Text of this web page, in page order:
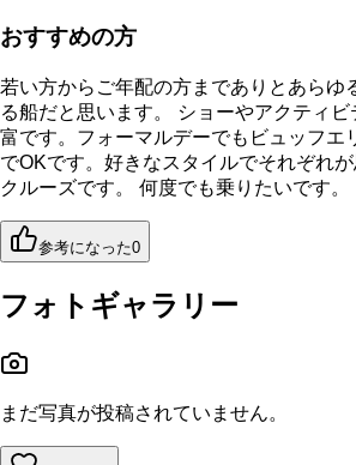
おすすめの方
若い方からご年配の方までありとあらゆ
る船だと思います。 ショーやアクティ
富です。フォーマルデーでもビュッフエ
でOKです。好きなスタイルでそれぞれ
クルーズです。 何度でも乗りたいです。
参考になった0
フォトギャラリー
まだ写真が投稿されていません。